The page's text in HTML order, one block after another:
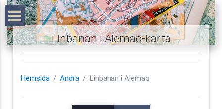
Linbanan i Alemao-karta
Hemsida Andra Linbanan i Alemao